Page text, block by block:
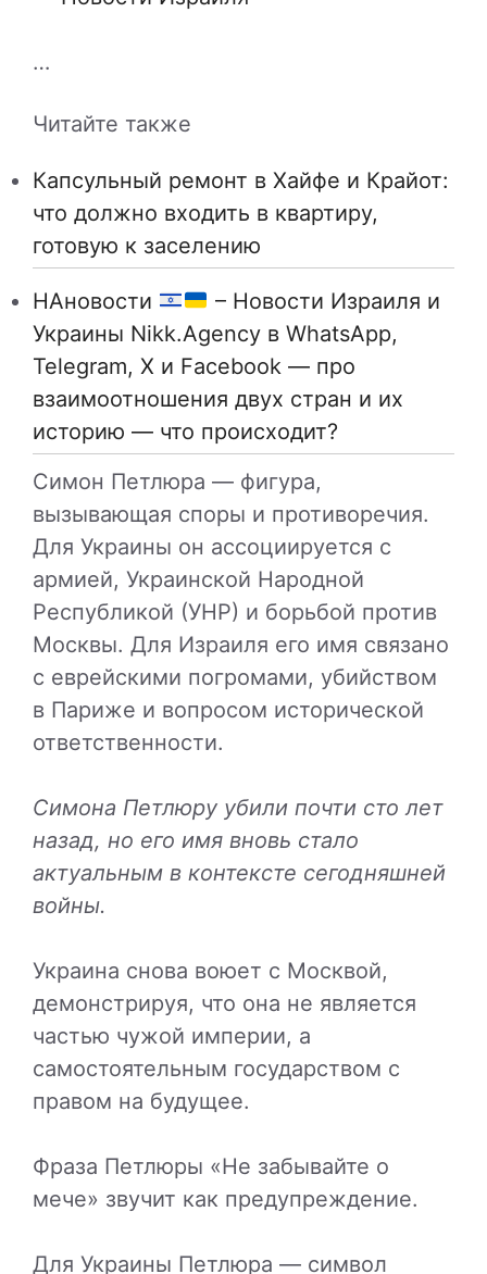
…
Читайте также
Капсульный ремонт в Хайфе и Крайот:
что должно входить в квартиру,
готовую к заселению
НАновости
– Новости Израиля и
Украины Nikk.Agency в WhatsApp,
Telegram, X и Facebook — про
взаимоотношения двух стран и их
историю — что происходит?
Симон Петлюра — фигура,
вызывающая споры и противоречия.
Для Украины он ассоциируется с
армией, Украинской Народной
Республикой (УНР) и борьбой против
Москвы. Для Израиля его имя связано
с еврейскими погромами, убийством
в Париже и вопросом исторической
ответственности.
Симона Петлюру убили почти сто лет
назад, но его имя вновь стало
актуальным в контексте сегодняшней
войны.
Украина снова воюет с Москвой,
демонстрируя, что она не является
частью чужой империи, а
самостоятельным государством с
правом на будущее.
Фраза Петлюры «Не забывайте о
мече» звучит как предупреждение.
Для Украины Петлюра — символ